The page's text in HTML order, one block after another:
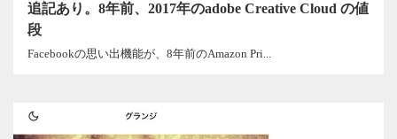
追記あり。8年前、2017年のadobe Creative Cloud の値
段
Facebookの思い出機能が、8年前のAmazon Pri...